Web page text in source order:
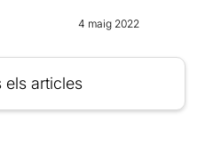
4 maig 2022
els articles